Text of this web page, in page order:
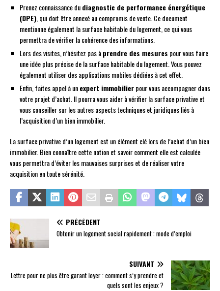
Prenez connaissance dudiagnostic de performance énergétique
(DPE) , qui doit être annexé au compromis de vente. Ce document
mentionne également la surface habitable du logement, ce qui vous
permettra de vérifier la cohérence des informations.
Lors des visites, n’hésitez pas àprendre des mesures pour vous faire
une idée plus précise de la surface habitable du logement. Vous pouvez
également utiliser des applications mobiles dédiées à cet effet.
Enfin, faites appel à unexpert immobilierpour vous accompagner dans
votre projet d’achat. Il pourra vous aider à vérifier la surface privative et
vous conseiller sur les autres aspects techniques et juridiques liés à
l’acquisition d’un bien immobilier.
La surface privative d’un logement est un élément clé lors de l’achat d’un bien
immobilier. Bien connaître cette notion et savoir comment elle est calculée
vous permettra d’éviter les mauvaises surprises et de réaliser votre
acquisition en toute sérénité.
PRÉCÉDENT
Obtenir un logement social rapidement : mode d’emploi
SUIVANT
Lettre pour ne plus être garant loyer : comment s’y prendre et
quels sont les enjeux ?